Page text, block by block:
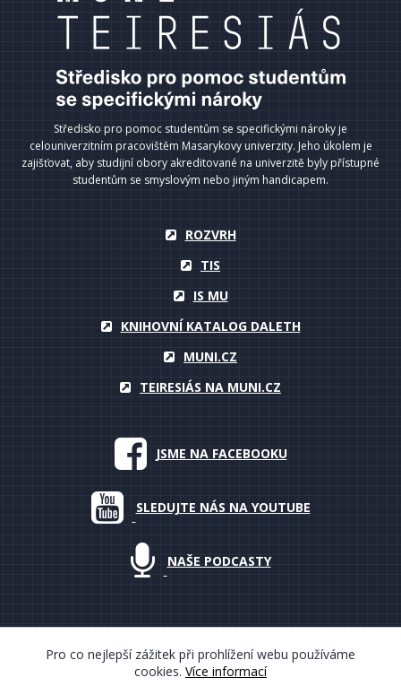
Pro co nejlepší zážitek při prohlížení webu používáme
cookies. Více informací
Středisko pro pomoc studentům se specifickými nároky je
celouniverzitním pracovištěm Masarykovy univerzity. Jeho úkolem je
zajišťovat, aby studijní obory akreditované na univerzitě byly přístupné
studentům se smyslovým nebo jiným handicapem.
ROZVRH
TIS
IS MU
KNIHOVNÍ KATALOG DALETH
MUNI.CZ
TEIRESIÁS NA MUNI.CZ
JSME NA FACEBOOKU
SLEDUJTE NÁS NA YOUTUBE
NAŠE PODCASTY